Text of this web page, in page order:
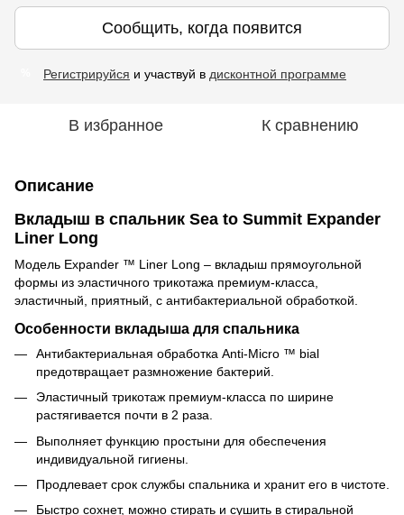
Сообщить, когда появится
Регистрируйся и участвуй в дисконтной программе
В избранное К сравнению
Описание
Вкладыш в спальник Sea to Summit Expander
Liner Long
Модель Expander ™ Liner Long – вкладыш прямоугольной
формы из эластичного трикотажа премиум-класса,
эластичный, приятный, с антибактериальной обработкой.
Особенности вкладыша для спальника
Антибактериальная обработка Anti-Micro ™ bial
предотвращает размножение бактерий.
Эластичный трикотаж премиум-класса по ширине
растягивается почти в 2 раза.
Выполняет функцию простыни для обеспечения
индивидуальной гигиены.
Продлевает срок службы спальника и хранит его в чистоте.
Быстро сохнет, можно стирать и сушить в стиральной